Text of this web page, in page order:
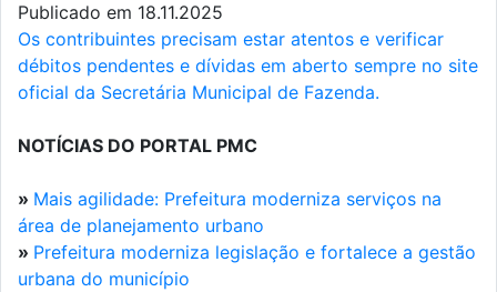
Publicado em 18.11.2025
Os contribuintes precisam estar atentos e verificar
débitos pendentes e dívidas em aberto sempre no site
oficial da Secretária Municipal de Fazenda.
NOTÍCIAS DO PORTAL PMC
» Mais agilidade: Prefeitura moderniza serviços na
área de planejamento urbano
» Prefeitura moderniza legislação e fortalece a gestão
urbana do município